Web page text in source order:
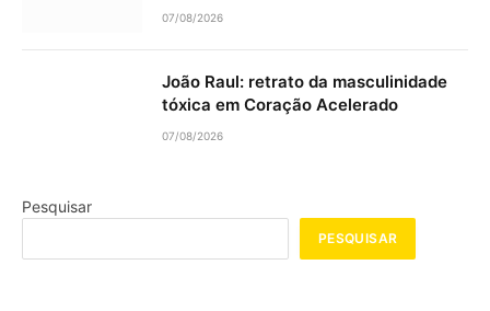
07/08/2026
João Raul: retrato da masculinidade
tóxica em Coração Acelerado
07/08/2026
Pesquisar
PESQUISAR